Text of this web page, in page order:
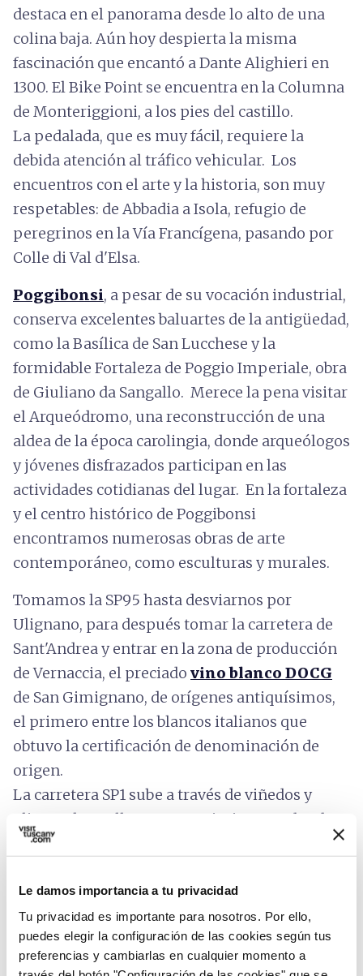
Le damos importancia a tu privacidad
Tu privacidad es importante para nosotros. Por ello,
puedes elegir la configuración de las cookies según tus
preferencias y cambiarlas en cualquier momento a
destaca en el panorama desde lo alto de una
colina baja. Aún hoy despierta la misma
fascinación que encantó a Dante Alighieri en
1300. El Bike Point se encuentra en la Columna
de Monteriggioni, a los pies del castillo.
La pedalada, que es muy fácil, requiere la
debida atención al tráfico vehicular. Los
encuentros con el arte y la historia, son muy
respetables: de Abbadia a Isola, refugio de
peregrinos en la Vía Francígena, pasando por
Colle di Val d'Elsa.
Poggibonsi, a pesar de su vocación industrial,
conserva excelentes baluartes de la antigüedad,
como la Basílica de San Lucchese y la
formidable Fortaleza de Poggio Imperiale, obra
de Giuliano da Sangallo. Merece la pena visitar
el Arqueódromo, una reconstrucción de una
aldea de la época carolingia, donde arqueólogos
y jóvenes disfrazados participan en las
actividades cotidianas del lugar. En la fortaleza
y el centro histórico de Poggibonsi
encontramos numerosas obras de arte
contemporáneo, como esculturas y murales.
Tomamos la SP95 hasta desviarnos por
Ulignano, para después tomar la carretera de
Sant'Andrea y entrar en la zona de producción
de Vernaccia, el preciado vino blanco DOCG
de San Gimignano, de orígenes antiquísimos,
el primero entre los blancos italianos que
obtuvo la certificación de denominación de
origen.
La carretera SP1 sube a través de viñedos y
olivares hasta llegar a San Gimignano, donde
podrás disfrutar de una parada para tomar un
para regresar al Bike Point situado en la Aldea
de Peregrinos, en la arboleda de Piemma.